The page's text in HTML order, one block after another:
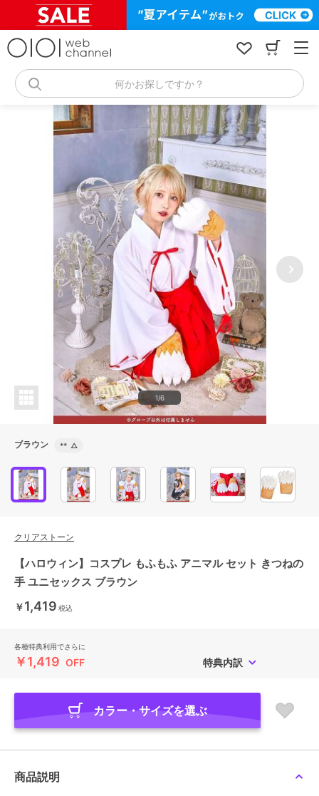
何かお探しですか？
1/6
ブラウン ** △
クリアストーン
【ハロウィン】コスプレ もふもふ アニマル セット きつねの
手 ユニセックス ブラウン
￥1,419 税込
各種特典利用でさらに
￥1,419 OFF 特典内訳
カラー・サイズを選ぶ
商品説明